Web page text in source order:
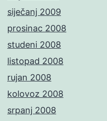
siječanj 2009
prosinac 2008
studeni 2008
listopad 2008
rujan 2008
kolovoz 2008
srpanj 2008